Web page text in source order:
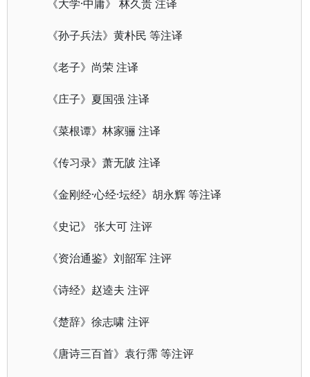
《大学·中庸》 林久贵 注译
《孙子兵法》黄朴民 等注译
《老子》尚荣 注译
《庄子》夏国强 注译
《菜根谭》林家骊 注译
《传习录》萧无陂 注译
《金刚经·心经·坛经》胡永辉 等注译
《史记》 张大可 注评
《资治通鉴》刘韶军 注评
《诗经》赵逵夫 注评
《楚辞》徐志啸 注评
《唐诗三百首》袁行霈 等注评